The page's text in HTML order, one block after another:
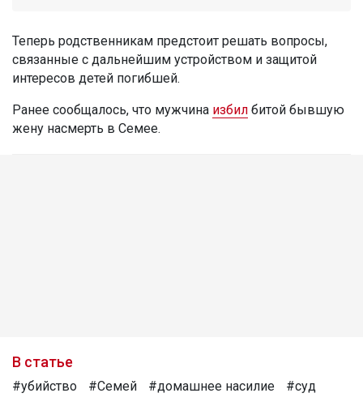
Теперь родственникам предстоит решать вопросы,
связанные с дальнейшим устройством и защитой
интересов детей погибшей.
Ранее сообщалось, что мужчина избил битой бывшую
жену насмерть в Семее.
В статье
#убийство #Семей #домашнее насилие #суд